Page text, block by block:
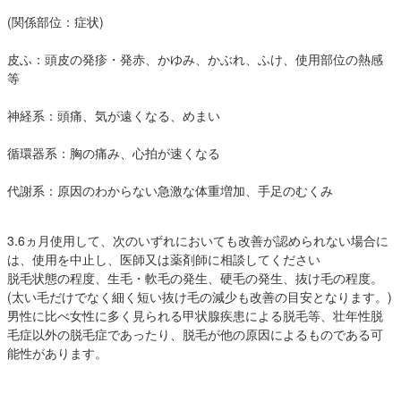
(関係部位：症状)
皮ふ：頭皮の発疹・発赤、かゆみ、かぶれ、ふけ、使用部位の熱感
等
神経系：頭痛、気が遠くなる、めまい
循環器系：胸の痛み、心拍が速くなる
代謝系：原因のわからない急激な体重増加、手足のむくみ
3.6ヵ月使用して、次のいずれにおいても改善が認められない場合に
は、使用を中止し、医師又は薬剤師に相談してください
脱毛状態の程度、生毛・軟毛の発生、硬毛の発生、抜け毛の程度。
(太い毛だけでなく細く短い抜け毛の減少も改善の目安となります。)
男性に比べ女性に多く見られる甲状腺疾患による脱毛等、壮年性脱
毛症以外の脱毛症であったり、脱毛が他の原因によるものである可
能性があります。